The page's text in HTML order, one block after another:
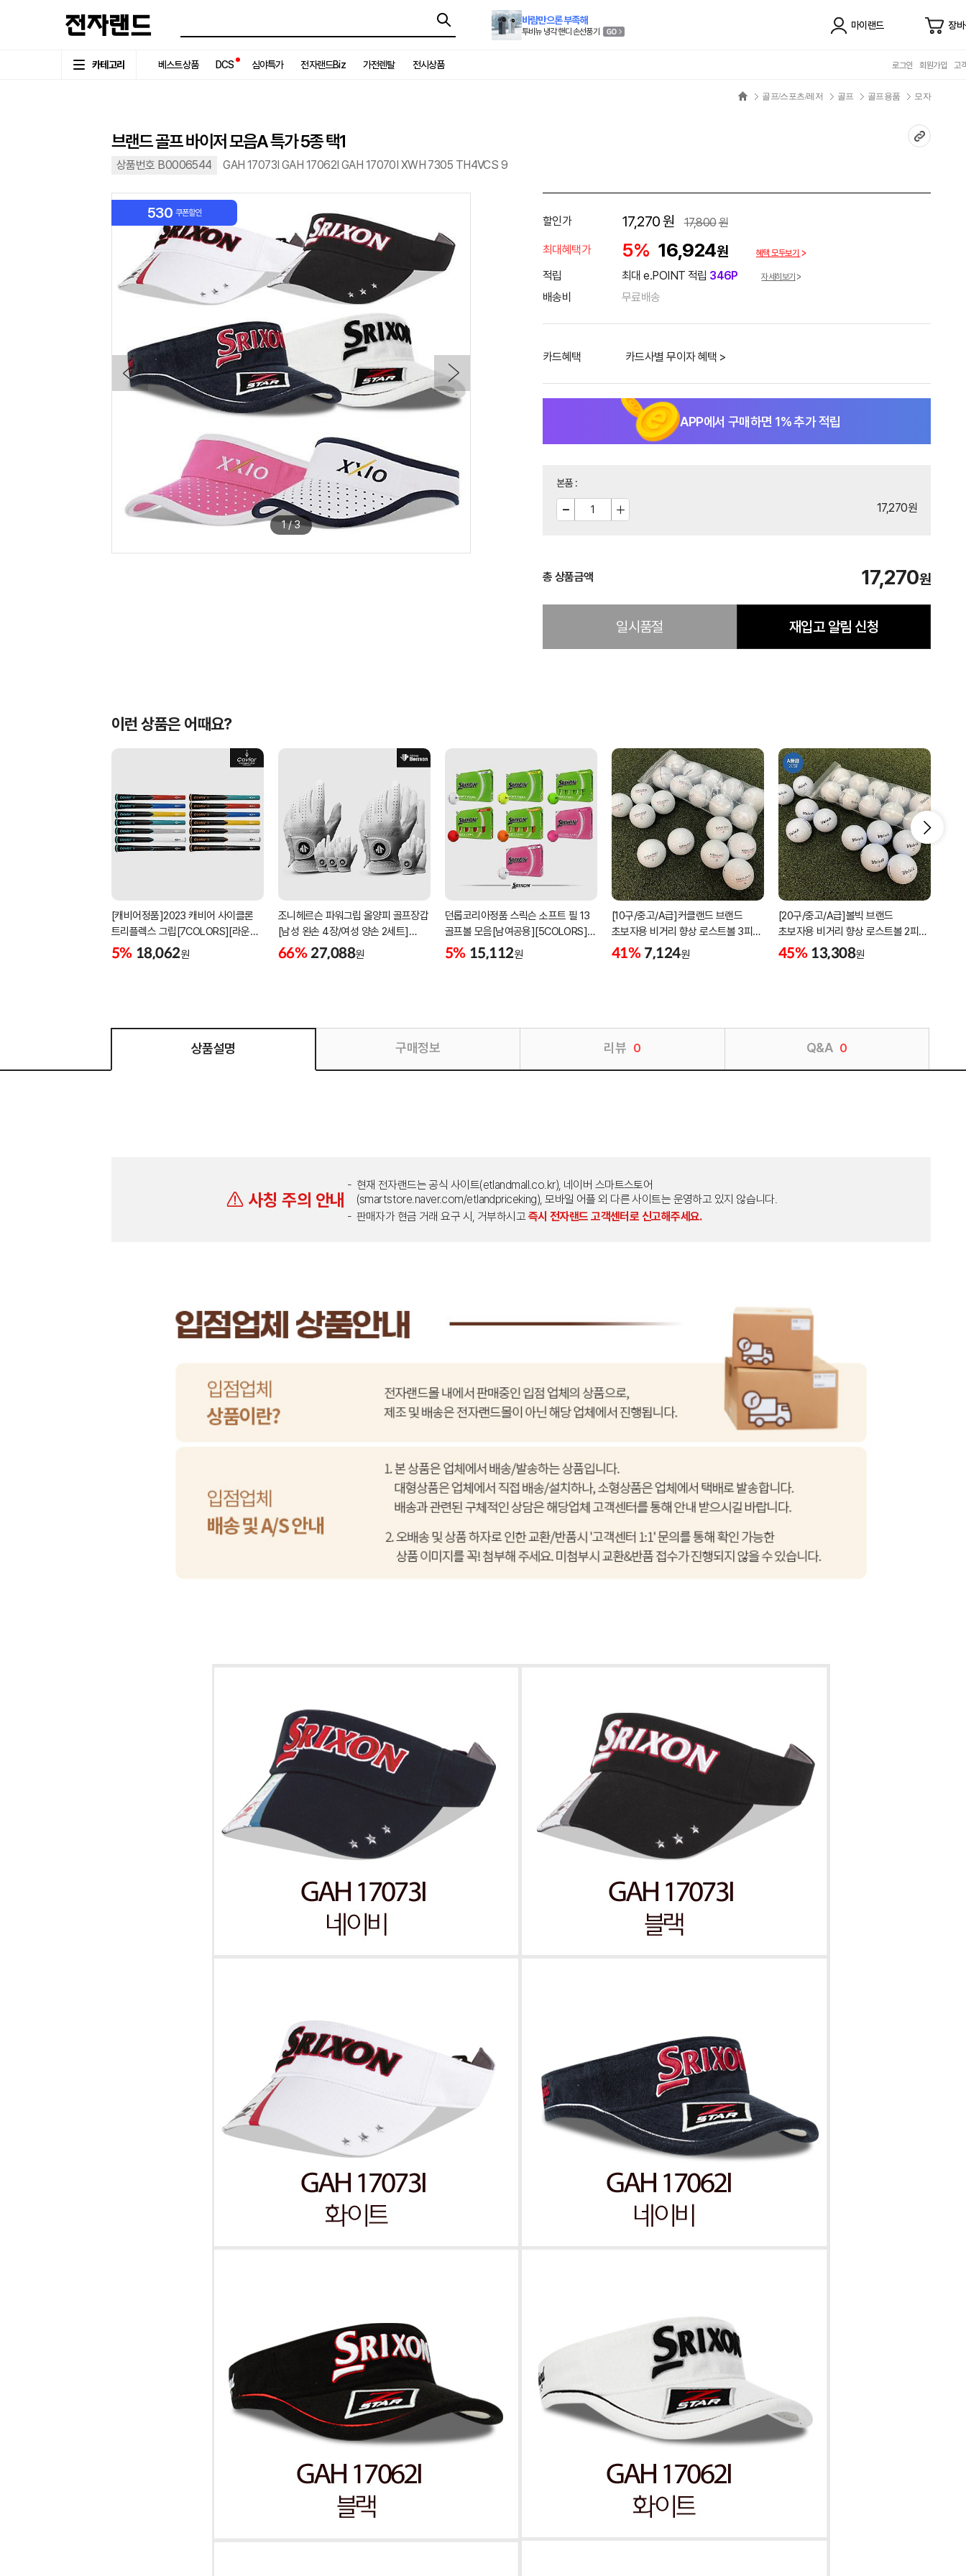
바람만으론 부족해
투비뉴 냉각 핸디 손선풍기
마이랜드 장
카테고리 베스트상품 DCS 심야특가 전자랜드Biz 가전렌탈 전시상품 로그인 회원가입 고
골프/스포츠/레저 골프 골프용품 모자
브랜드 골프 바이저 모음A 특가 5종 택1
상품번호 B0006544 GAH 17073I GAH 17062I GAH 17070I XWH 7305 TH4VCS 9
530 쿠폰할인
1/3
할인가 17,270원 17,800원
최대혜택가
5% 16,924원 혜택 모두보기
적립 최대 e.POINT 적립 346P 자세히보기
배송비 무료배송
카드혜택 카드사별 무이자 혜택 >
APP에서 구매하면 1% 추가 적립
본품:
17,270원
총 상품금액 17,270원
일시품절 재입고 알림 신청
이런 상품은 어때요?
[캐비어정품]2023 캐비어 사이클론
트리플렉스 그립[7COLORS][라운드]
[39g/42g/46g/50g][R/S 토크]
5% 18,062원
조니헤르슨 파워그립 올양피 골프장갑
[남성 왼손 4장/여성 양손 2세트]
[화이트][케이스포함]
66% 27,088원
던롭코리아정품 스릭슨 소프트 필 13
골프볼 모음[남여공용][5COLORS]
[2피스/12알]
5% 15,112원
[10구/중고/A급]커클랜드 브랜드
초보자용 비거리 향상 로스트볼 3피스
우레탄소재
41% 7,124원
[20구/중고/A급]볼빅 브랜드
초보자용 비거리 향상 로스트볼 2피스
3피스 혼합볼
45% 13,308원
상품설명 구매정보 리뷰 0 Q&A 0
사칭 주의 안내
현재 전자랜드는 공식 사이트(etlandmall.co.kr), 네이버 스마트스토어
(smartstore.naver.com/etlandpriceking), 모바일 어플 외 다른 사이트는 운영하고 있지 않습니다.
판매자가 현금 거래 요구 시, 거부하시고 즉시 전자랜드 고객센터로 신고해주세요.